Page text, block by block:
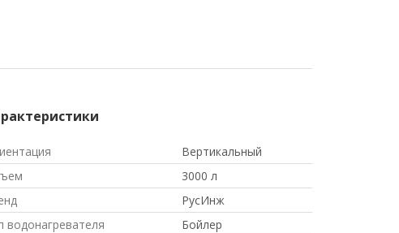
Вертикальный
3000 л
РусИнж
водонагревателя
Бойлер